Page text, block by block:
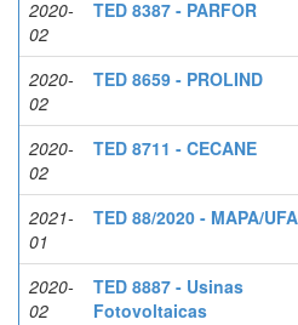
2020-
02
TED 8387 - PARFOR
2020-
02
TED 8659 - PROLIND
2020-
02
TED 8711 - CECANE
2021-
01
TED 88/2020 - MAPA/
2020-
02
TED 8887 - Usinas
Fotovoltaicas